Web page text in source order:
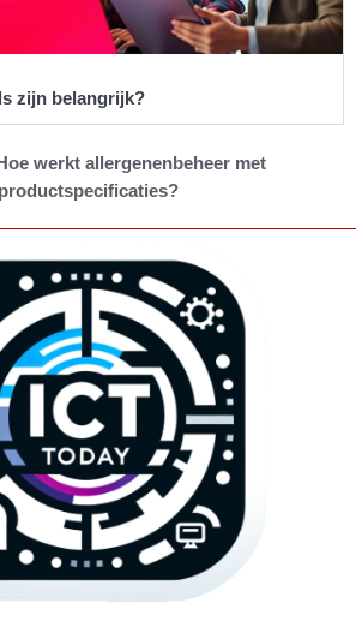
zijn belangrijk?
werkt allergenenbeheer met
productspecificaties?